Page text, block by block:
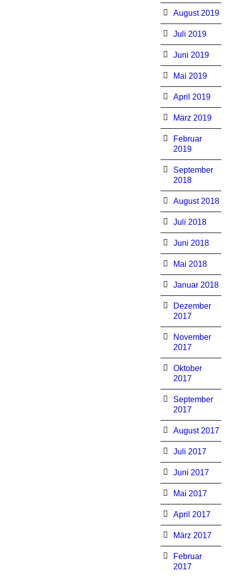
August 2019
Juli 2019
Juni 2019
Mai 2019
April 2019
März 2019
Februar
2019
September
2018
August 2018
Juli 2018
Juni 2018
Mai 2018
Januar 2018
Dezember
2017
November
2017
Oktober
2017
September
2017
August 2017
Juli 2017
Juni 2017
Mai 2017
April 2017
März 2017
Februar
2017